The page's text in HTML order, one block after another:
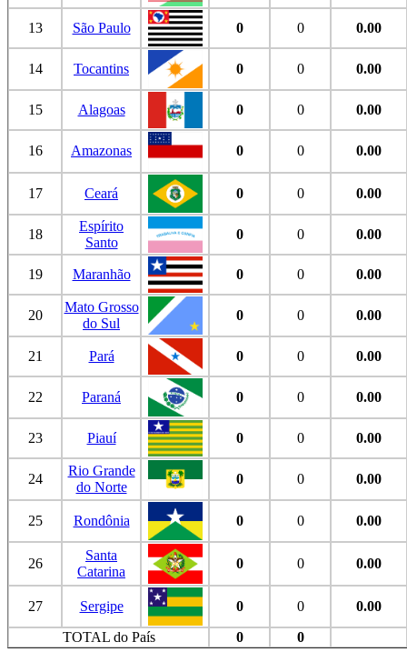
13 São Paulo 0 0 0.00
14 Tocantins 0 0 0.00
15 Alagoas 0 0 0.00
16 Amazonas 0 0 0.00
17 Ceará 0 0 0.00
18
Espírito
Santo
0 0 0.00
19 Maranhão 0 0 0.00
20
Mato Grosso
do Sul
0 0 0.00
21 Pará 0 0 0.00
22 Paraná 0 0 0.00
23 Piauí 0 0 0.00
24
Rio Grande
do Norte
0 0 0.00
25 Rondônia 0 0 0.00
26
Santa
Catarina
0 0 0.00
27 Sergipe 0 0
0.00
TOTAL do País
0 0